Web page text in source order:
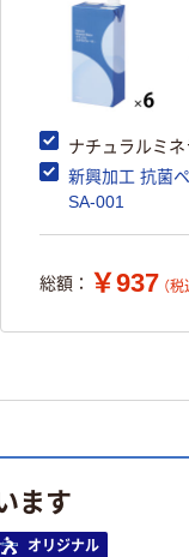
ナチュラルミネ
新興加工 抗菌
SA-001
総額： ￥937 （税
ます
オリジナル